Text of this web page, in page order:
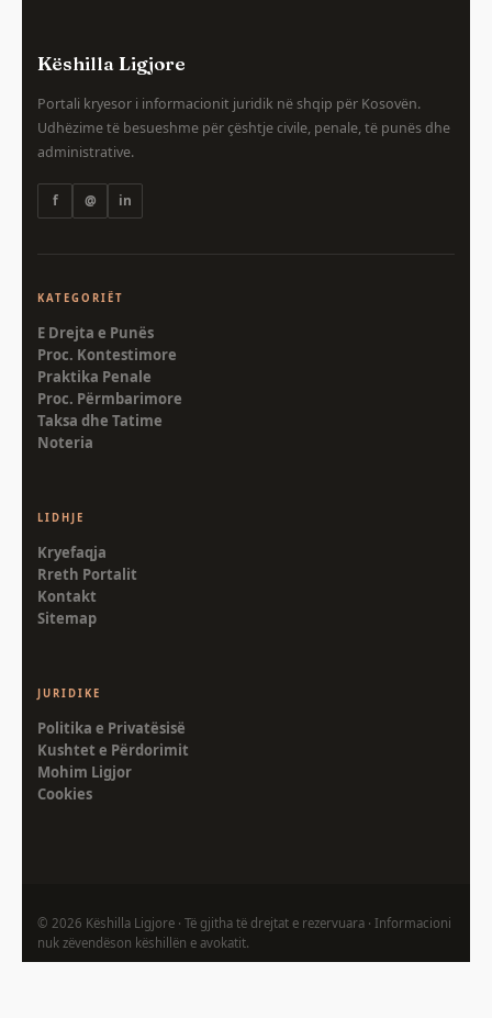
Këshilla Ligjore
Portali kryesor i informacionit juridik në shqip për Kosovën.
Udhëzime të besueshme për çështje civile, penale, të punës dhe
administrative.
f @ in
KATEGORIËT
E Drejta e Punës
Proc. Kontestimore
Praktika Penale
Proc. Përmbarimore
Taksa dhe Tatime
Noteria
LIDHJE
Kryefaqja
Rreth Portalit
Kontakt
Sitemap
JURIDIKE
Politika e Privatësisë
Kushtet e Përdorimit
Mohim Ligjor
Cookies
© 2026 Këshilla Ligjore · Të gjitha të drejtat e rezervuara · Informacioni
nuk zëvendëson këshillën e avokatit.